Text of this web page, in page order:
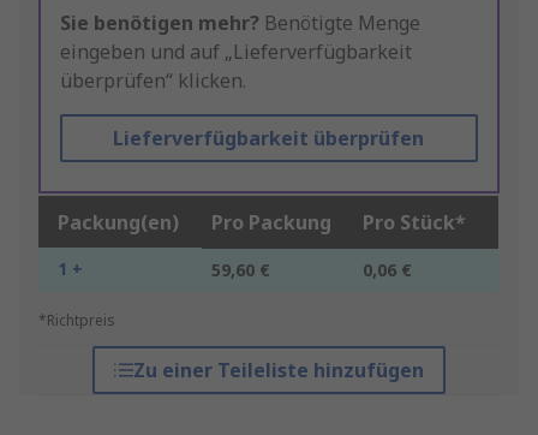
Sie benötigen mehr? Benötigte Menge
eingeben und auf „Lieferverfügbarkeit
überprüfen“ klicken.
Lieferverfügbarkeit überprüfen
Packung(en) Pro Packung Pro Stück*
1 + 59,60 € 0,06 €
*Richtpreis
Zu einer Teileliste hinzufügen